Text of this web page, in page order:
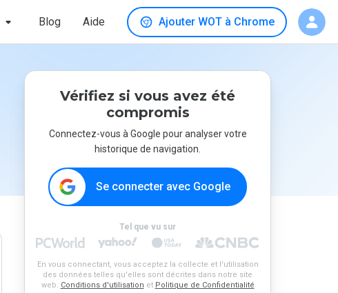
Blog Aide Ajouter WOT à Chrome
Vérifiez si vous avez été
compromis
Connectez-vous à Google pour analyser votre
historique de navigation.
Se connecter avec Google
Tel que vu sur
En vous connectant, vous acceptez la collecte et l'utilisation
des données telles qu'elles sont décrites dans notre site
web. Conditions d'utilisation et Politique de Confidentialité